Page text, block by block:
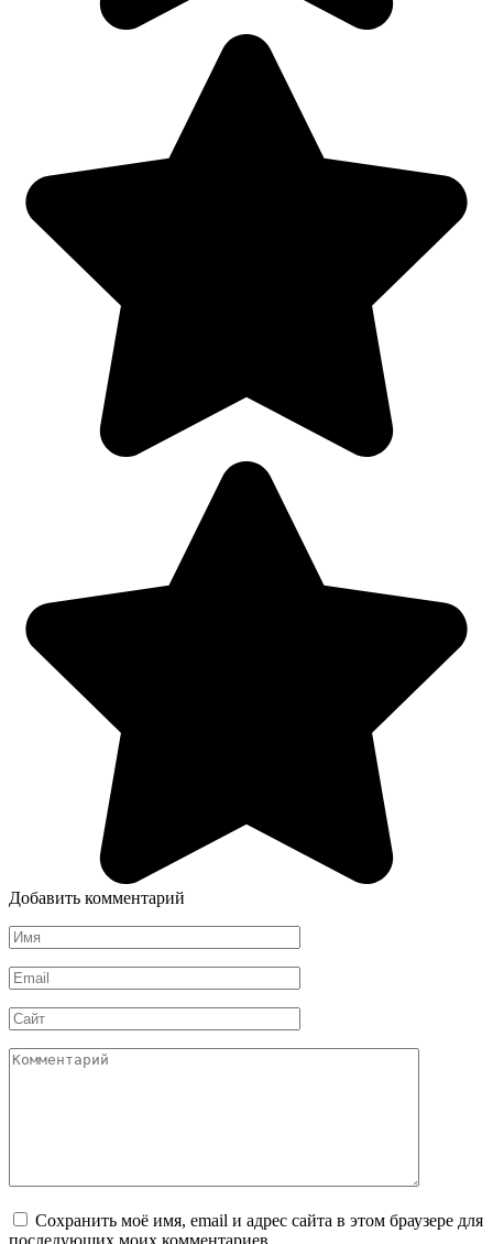
Добавить комментарий
Имя
*
Email
*
Сайт
Комментарий
Сохранить моё имя, email и адрес сайта в этом браузере для
последующих моих комментариев.